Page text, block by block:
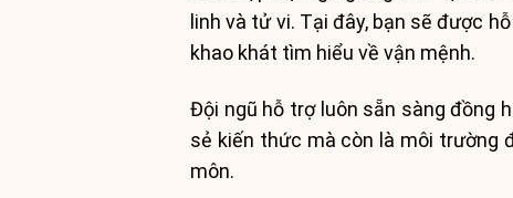
linh và tử vi. Tại đây, bạn sẽ được
khao khát tìm hiểu về vận mệnh.
Đội ngũ hỗ trợ luôn sẵn sàng đồng
sẻ kiến thức mà còn là môi trường
môn.